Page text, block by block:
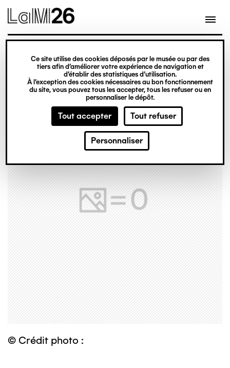
Gestion des cookies
Ce site utilise des cookies déposés par le musée ou par des
tiers afin d’améliorer votre expérience de navigation et
d’établir des statistiques d’utilisation.
À l’exception des cookies nécessaires au bon fonctionnement
du site, vous pouvez tous les accepter, tous les refuser ou en
personnaliser le dépôt.
Tout accepter Tout refuser
Personnaliser
contenu
© Crédit photo :